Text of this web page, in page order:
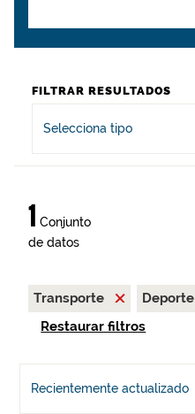
FILTRAR RESULTADOS
Selecciona tipo
1 Conjunto
de datos
Transporte Deporte
Restaurar filtros
Recientemente actualizado